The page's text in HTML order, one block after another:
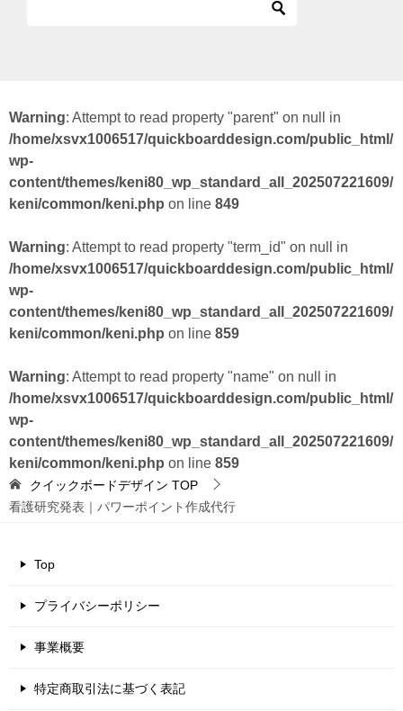
Warning: Attempt to read property "parent" on null in
/home/xsvx1006517/quickboarddesign.com/public_html/
wp-
content/themes/keni80_wp_standard_all_202507221609/
keni/common/keni.php on line 849
Warning: Attempt to read property "term_id" on null in
/home/xsvx1006517/quickboarddesign.com/public_html/
wp-
content/themes/keni80_wp_standard_all_202507221609/
keni/common/keni.php on line 859
Warning: Attempt to read property "name" on null in
/home/xsvx1006517/quickboarddesign.com/public_html/
wp-
content/themes/keni80_wp_standard_all_202507221609/
keni/common/keni.php on line 859
クイックボードデザイン TOP
看護研究発表｜パワーポイント作成代行
Top
プライバシーポリシー
事業概要
特定商取引法に基づく表記